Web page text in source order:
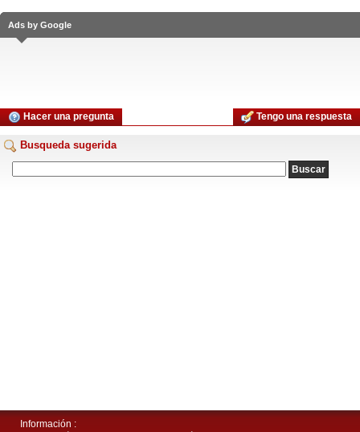
Ads by Google
Hacer una pregunta Tengo una respuesta
Busqueda sugerida
Información :